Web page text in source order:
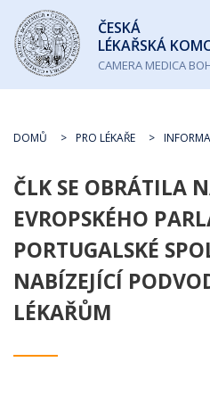
Česká
lékařská
komora
ČESKÁ
LÉKAŘSKÁ
CAMERA MEDICA
DOMŮ PRO LÉKAŘE
ČLK SE OBRÁTILA
EVROPSKÉHO
PORTUGALSKÉ
NABÍZEJÍCÍ
LÉKAŘŮM